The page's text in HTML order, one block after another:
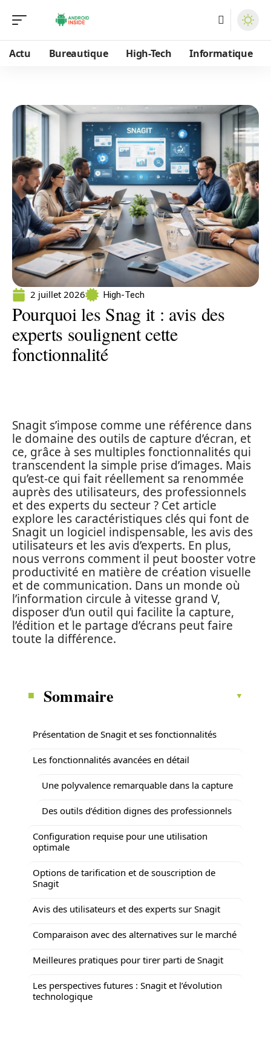
Actu Bureautique High-Tech Informatique
2 juillet 2026 High-Tech
Pourquoi les Snag it : avis des
experts soulignent cette
fonctionnalité
Snagit s’impose comme une référence dans
le domaine des outils de capture d’écran, et
ce, grâce à ses multiples fonctionnalités qui
transcendent la simple prise d’images. Mais
qu’est-ce qui fait réellement sa renommée
auprès des utilisateurs, des professionnels
et des experts du secteur ? Cet article
explore les caractéristiques clés qui font de
Snagit un logiciel indispensable, les avis des
utilisateurs et les avis d’experts. En plus,
nous verrons comment il peut booster votre
productivité en matière de création visuelle
et de communication. Dans un monde où
l’information circule à vitesse grand V,
disposer d’un outil qui facilite la capture,
l’édition et le partage d’écrans peut faire
toute la différence.
Sommaire
Présentation de Snagit et ses fonctionnalités
Les fonctionnalités avancées en détail
Une polyvalence remarquable dans la capture
Des outils d’édition dignes des professionnels
Configuration requise pour une utilisation
optimale
Options de tarification et de souscription de
Snagit
Avis des utilisateurs et des experts sur Snagit
Comparaison avec des alternatives sur le marché
Meilleures pratiques pour tirer parti de Snagit
Les perspectives futures : Snagit et l’évolution
technologique